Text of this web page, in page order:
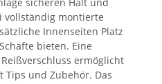
vollständig montierte
Innenseiten Platz
bieten. Eine
ermöglicht
Tips und Zubehör. Das